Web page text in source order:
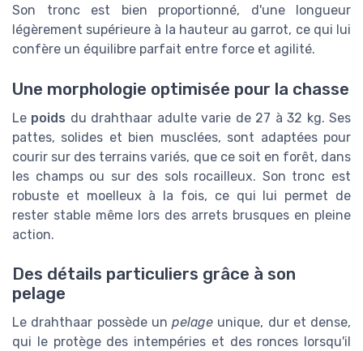
Son tronc est bien proportionné, d'une longueur
légèrement supérieure à la hauteur au garrot, ce qui lui
confère un équilibre parfait entre force et agilité.
Une morphologie optimisée pour la chasse
Le poids du drahthaar adulte varie de 27 à 32 kg. Ses
pattes, solides et bien musclées, sont adaptées pour
courir sur des terrains variés, que ce soit en forêt, dans
les champs ou sur des sols rocailleux. Son tronc est
robuste et moelleux à la fois, ce qui lui permet de
rester stable même lors des arrets brusques en pleine
action.
Des détails particuliers grâce à son
pelage
Le drahthaar possède un pelage unique, dur et dense,
qui le protège des intempéries et des ronces lorsqu'il